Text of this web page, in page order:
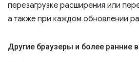
перезагрузке расширения или
а также при каждом обновлении
Другие браузеры и более ранние